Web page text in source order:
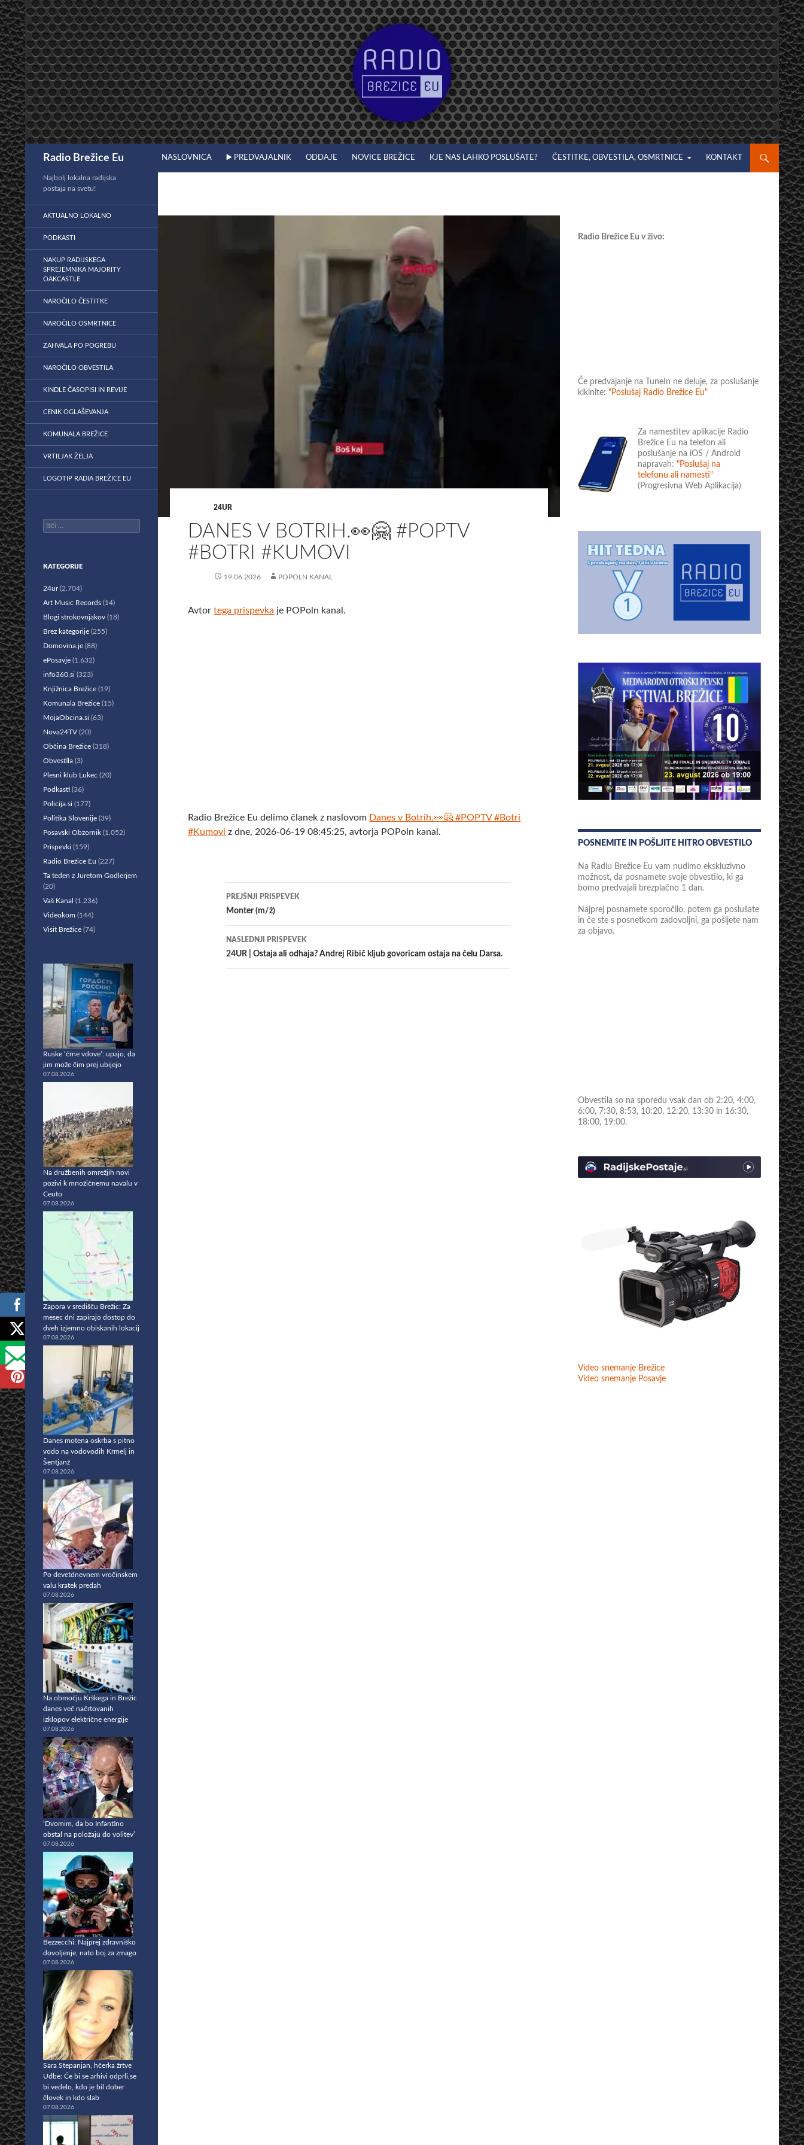
Preskoči
na
vsebino
Radio Brežice Eu NASLOVNICA ▶️ PREDVAJALNIK ODDAJE NOVICE BREŽICE KJE NAS LAHKO POSLUŠATE? ČESTITKE, OBVESTILA, OSMRTNICE KONTAKT
24UR
DANES V BOTRIH.👀🤗 #POPTV
#BOTRI #KUMOVI
19.06.2026 POPOLN KANAL
Avtortega prispevka je POPoln kanal.
Radio Brežice Eu delimo članek z naslovom Danes v Botrih.👀🤗 #POPTV #Botri
#Kumovi z dne, 2026-06-19 08:45:25, avtorja POPoln kanal.
Krmarjenje
po
prispevkih
PREJŠNJI PRISPEVEK
Monter (m/ž)
NASLEDNJI PRISPEVEK
24UR | Ostaja ali odhaja? Andrej Ribič kljub govoricam ostaja na čelu Darsa.
Radio Brežice Eu v živo:
Če predvajanje na TuneIn ne deluje, za poslušanje
klkinite: "Poslušaj Radio Brežice Eu"
Za namestitev aplikacije Radio
Brežice Eu na telefon ali
poslušanje na iOS / Android
napravah: "Poslušaj na
telefonu ali namesti"
(Progresivna Web Aplikacija)
POSNEMITE IN POŠLJITE HITRO OBVESTILO
Na Radiu Brežice Eu vam nudimo ekskluzivno
možnost, da posnamete svoje obvestilo, ki ga
bomo predvajali brezplačno 1 dan.
Najprej posnamete sporočilo, potem ga poslušate
in če ste s posnetkom zadovoljni, ga pošljete nam
za objavo.
Obvestila so na sporedu vsak dan ob 2:20, 4:00,
6:00, 7:30, 8:53, 10:20, 12:20, 13:30 in 16:30,
18:00, 19:00.
Video snemanje Brežice
Video snemanje Posavje
Najbolj lokalna radijska
postaja na svetu!
AKTUALNO LOKALNO
PODKASTI
NAKUP RADIJSKEGA
SPREJEMNIKA MAJORITY
OAKCASTLE
NAROČILO ČESTITKE
NAROČILO OSMRTNICE
ZAHVALA PO POGREBU
NAROČILO OBVESTILA
KINDLE ČASOPISI IN REVIJE
CENIK OGLAŠEVANJA
KOMUNALA BREŽICE
VRTILJAK ŽELJA
LOGOTIP RADIA BREŽICE EU
Išči:
KATEGORIJE
24ur(2.704)
Art Music Records (14)
Blogi strokovnjakov (18)
Brez kategorije (255)
Domovina.je (88)
ePosavje (1.632)
info360.si (323)
Knjižnica Brežice (19)
Komunala Brežice (15)
MojaObcina.si (63)
Nova24TV (20)
Občina Brežice (318)
Obvestila (3)
Plesni klub Lukec (20)
Podkasti (36)
Policija.si (177)
Politika Slovenije (39)
Posavski Obzornik (1.052)
Prispevki (159)
Radio Brežice Eu (227)
Ta teden z Juretom Godlerjem
(20)
Vaš Kanal (1.236)
Videokom (144)
Visit Brežice (74)
Ruske ‘črne vdove’: upajo, da
jim može čim prej ubijejo
07.08.2026
Na družbenih omrežjih novi
pozivi k množičnemu navalu v
Ceuto
07.08.2026
Zapora v središču Brežic: Za
mesec dni zapirajo dostop do
dveh izjemno obiskanih lokacij
07.08.2026
Danes motena oskrba s pitno
vodo na vodovodih Krmelj in
Šentjanž
07.08.2026
Po devetdnevnem vročinskem
valu kratek predah
07.08.2026
Na območju Krškega in Brežic
danes več načrtovanih
izklopov električne energije
07.08.2026
‘Dvomim, da bo Infantino
obstal na položaju do volitev’
07.08.2026
Bezzecchi: Najprej zdravniško
dovoljenje, nato boj za zmago
07.08.2026
Sara Stepanjan, hčerka žrtve
Udbe: Če bi se arhivi odprli,se
bi vedelo, kdo je bil dober
človek in kdo slab
07.08.2026